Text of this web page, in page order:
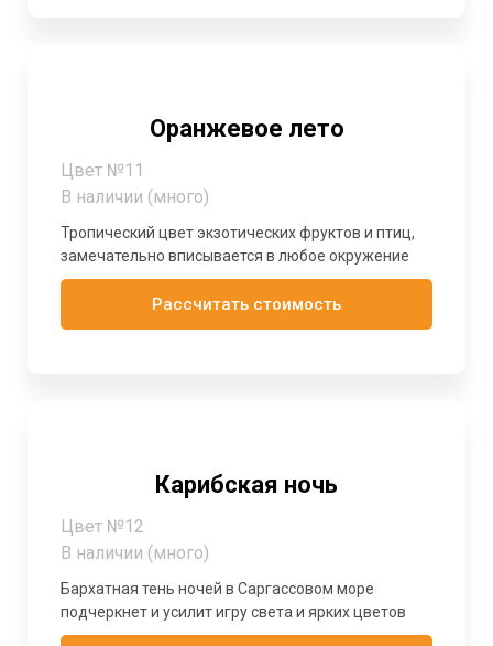
Оранжевое лето
Цвет №11
В наличии (много)
Тропический цвет экзотических фруктов и птиц,
замечательно вписывается в любое окружение
Рассчитать стоимость
Карибская ночь
Цвет №12
В наличии (много)
Бархатная тень ночей в Саргассовом море
подчеркнет и усилит игру света и ярких цветов